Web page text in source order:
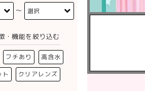
〜
・機能を絞り込む
フチあり 高含水
ト クリアレンズ